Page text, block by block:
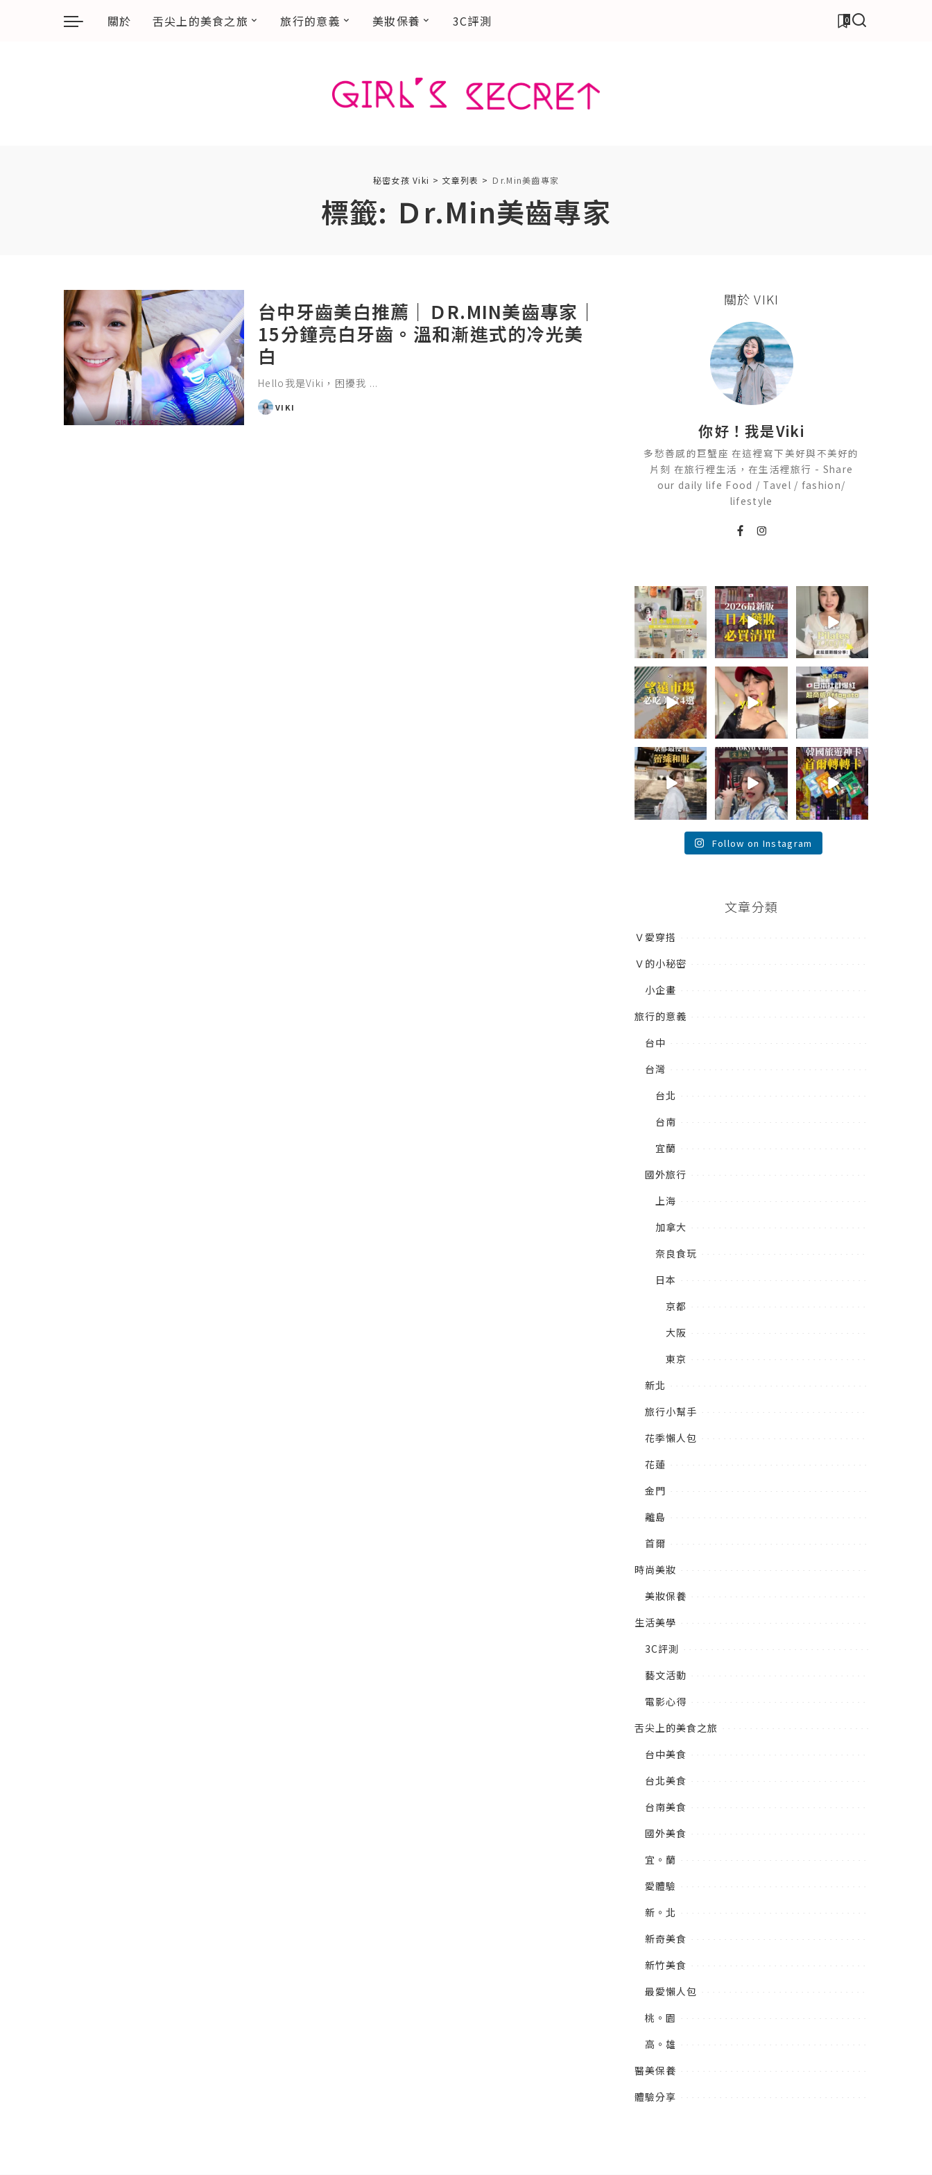
關於 舌尖上的美食之旅 旅行的意義 美妝保養 3C評測 0
秘密女孩 Viki > 文章列表 > Ｄr.Min美齒專家
標籤: Ｄr.Min美齒專家
台中牙齒美白推薦｜ＤR.MIN美齒專家｜
15分鐘亮白牙齒。溫和漸進式的冷光美
白
Hello我是Viki，困擾我 ...
POSTED
VIKI
關於 VIKI
你好！我是Viki
多愁善感的巨蟹座 在這裡寫下美好與不美好的
片刻 在旅行裡生活，在生活裡旅行 - Share
our daily life Food / Tavel / fashion/
lifestyle
💭留言「免費」
傳日本藥妝店/百
貨/機場/Donki/
折價券給你...
413
43
2026🇯🇵日本藥
妝店必買什麼
日本最近紅什
麼？...
123
20
💭留言「美背」
傳🔗給你！
🏷️#吉推韓國
🇰🇷
...
48 20
\🇰🇷韓國望遠市
場4家必吃美食
😋/
💭留言「望遠市
場」傳地址給
你...
345
59
summer
outfit⋆.˚✮🎧
✮˚.⋆
夏日穿搭最需要
單品！...
755
43
\🇯🇵日本爆紅!超
商版Affogato 🍨
☕️/
🏷️#吉推日本🇯🇵
...
117
26
💭留言「蕾絲」
傳預約🔗給你！
\🇯🇵京都最便宜
蕾絲和服推
薦！/ ...
100
\💭留言「PGC」
傳預約🔗給你 /
Tokyo birthday
trip 🫧...
121
38
\💭留言「轉轉」
傳懶人包和購買
🔗給你
\🇰🇷韓國旅遊神
卡！首爾轉轉卡
✨ / ...
146
Follow on Instagram
文章分類
Ｖ愛穿搭
Ｖ的小秘密
小企畫
旅行的意義
台中
台灣
台北
台南
宜蘭
國外旅行
上海
加拿大
奈良食玩
日本
京都
大阪
東京
新北
旅行小幫手
花季懶人包
花蓮
金門
離島
首爾
時尚美妝
美妝保養
生活美學
3C評測
藝文活動
電影心得
舌尖上的美食之旅
台中美食
台北美食
台南美食
國外美食
宜。蘭
愛體驗
新。北
新奇美食
新竹美食
最愛懶人包
桃。園
高。雄
醫美保養
體驗分享